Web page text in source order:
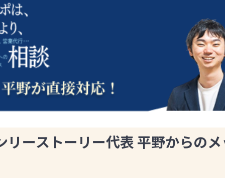
リーストーリー代表 平野からの